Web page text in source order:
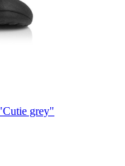
grey"